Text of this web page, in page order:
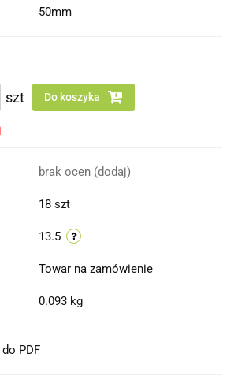
50mm
szt Do koszyka
brak ocen (dodaj)
18 szt
13.5
Towar na zamówienie
0.093 kg
PDF